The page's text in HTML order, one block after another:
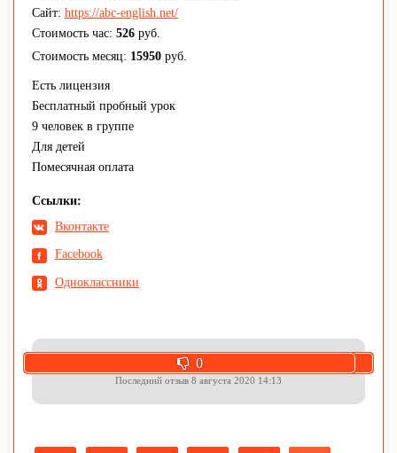
Сайт: https://abc-english.net/
Стоимость час: 526 руб.
Стоимость месяц: 15950 руб.
Есть лицензия
Бесплатный пробный урок
9 человек в группе
Для детей
Помесячная оплата
Ссылки:
Вконтакте
Facebook
Одноклассники
Отзывов:
Последний отзыв 8 августа 2020 14:13
0